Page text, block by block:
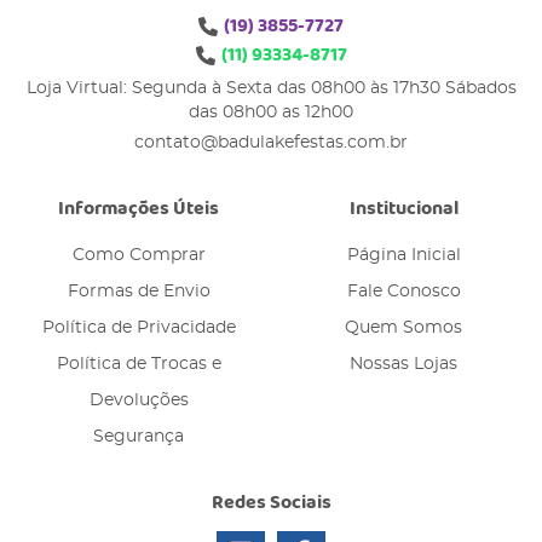
(19)3855-7727
(11)93334-8717
Loja Virtual: Segunda à Sexta das 08h00 às 17h30 Sábados
das 08h00 as 12h00
contato@badulakefestas.com.br
Informações Úteis
Como Comprar
Formas de Envio
Política de Privacidade
Política de Trocas e
Devoluções
Segurança
Institucional
Página Inicial
Fale Conosco
Quem Somos
Nossas Lojas
Redes Sociais